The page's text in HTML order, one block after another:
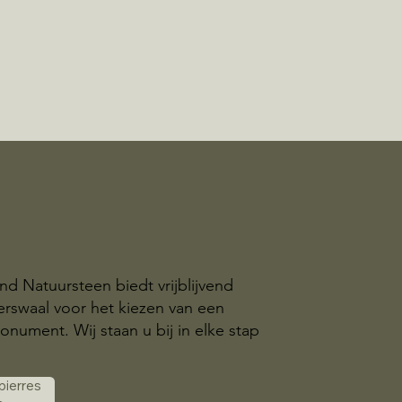
Natuursteen biedt vrijblijvend
voor het kiezen van een
Wij staan u bij in elke stap